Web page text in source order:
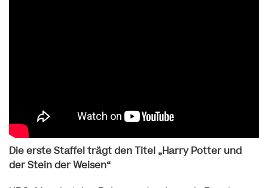
Die erste Staffel trägt den Titel „Harry Potter und
der Stein der Weisen“